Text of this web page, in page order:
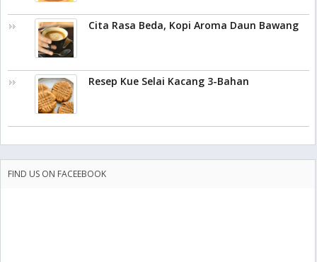
Cita Rasa Beda, Kopi Aroma Daun Bawang
Resep Kue Selai Kacang 3-Bahan
FIND US ON FACEEBOOK